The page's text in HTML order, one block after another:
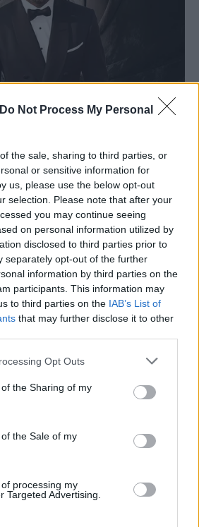
Do Not Process My Personal
the sale, sharing to third parties, or
or sensitive information for
us, please use the below opt-out
selection. Please note that after your
you may continue seeing
on personal information utilized by
disclosed to third parties prior to
separately opt-out of the further
information by third parties on the
participants. This information may
to third parties on the IAB’s List of
that may further disclose it to other
Opt Outs
the Sharing of my
the Sale of my
processing my
Targeted Advertising.